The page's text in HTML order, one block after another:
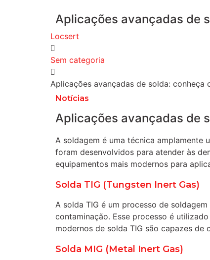
Aplicações avançadas de
Locsert
Sem categoria
Aplicações avançadas de solda: conheça
Notícias
Aplicações avançadas de
A soldagem é uma técnica amplamente
foram desenvolvidos para atender às
equipamentos mais modernos para
Solda TIG (Tungsten Inert Gas)
A solda TIG é um processo de
contaminação. Esse processo é
modernos de solda TIG são capazes
Solda MIG (Metal Inert Gas)